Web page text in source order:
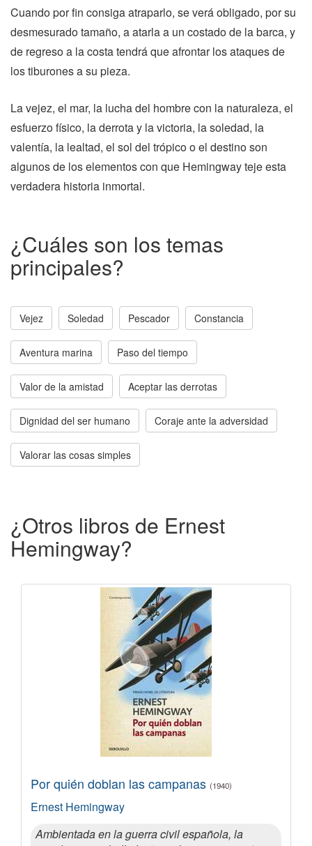
Cuando por fin consiga atraparlo, se verá obligado, por su
desmesurado tamaño, a atarla a un costado de la barca, y
de regreso a la costa tendrá que afrontar los ataques de
los tiburones a su pieza.
La vejez, el mar, la lucha del hombre con la naturaleza, el
esfuerzo físico, la derrota y la victoria, la soledad, la
valentía, la lealtad, el sol del trópico o el destino son
algunos de los elementos con que Hemingway teje esta
verdadera historia inmortal.
¿Cuáles son los temas
principales?
Vejez Soledad Pescador Constancia
Aventura marina Paso del tiempo
Valor de la amistad Aceptar las derrotas
Dignidad del ser humano Coraje ante la adversidad
Valorar las cosas simples
¿Otros libros de Ernest
Hemingway?
Por quién doblan las campanas (1940)
Ernest Hemingway
Ambientada en la guerra civil española, la